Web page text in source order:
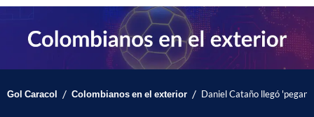
Gol Caracol / Colombianos en el exterior / Daniel Cataño llegó